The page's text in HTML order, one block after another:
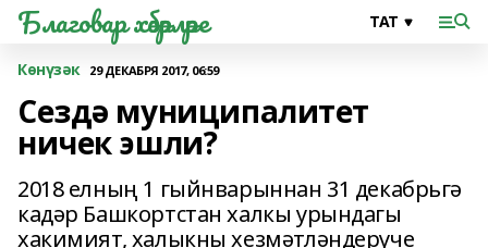
Благовар хәбәрләре
Көнүзәк 29 ДЕКАБРЯ 2017, 06:59
Сездә муниципалитет
ничек эшли?
2018 елның 1 гыйнварыннан 31 декабрьгә
кадәр Башкортстан халкы урындагы
хакимият, халыкны хезмәтләндерүче